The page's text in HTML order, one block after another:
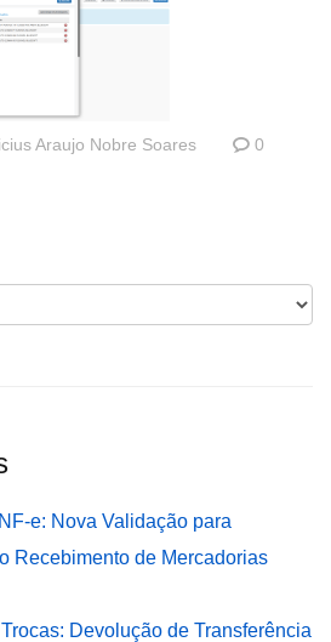
Araujo Nobre Soares
0
e: Nova Validação para
Recebimento de Mercadorias
Devolução de Transferência